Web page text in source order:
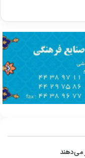
می‌دهند